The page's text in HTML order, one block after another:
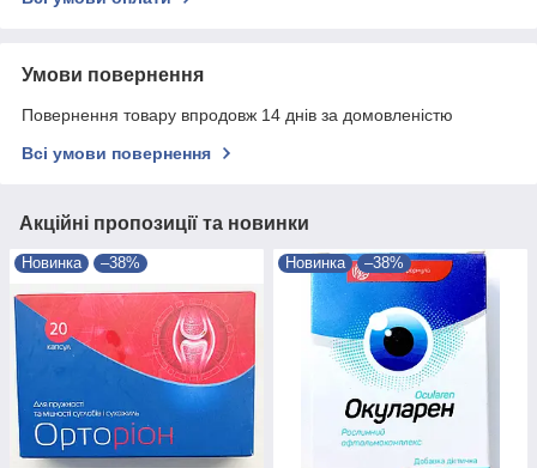
Умови повернення
Повернення товару впродовж 14 днів за домовленістю
Всі умови повернення
Акційні пропозиції та новинки
Новинка –38% Новинка –38%